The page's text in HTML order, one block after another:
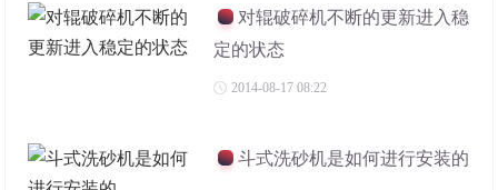
对辊破碎机不断的更新进入稳
定的状态
2014-08-17 08:22
斗式洗砂机是如何进行安装的